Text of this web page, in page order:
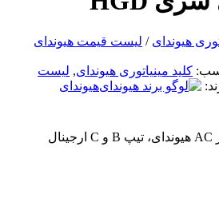
هیوندای / لیست قیمت هیوندای
کلید مینیاتوری هیوندای, لیست
هیوندای